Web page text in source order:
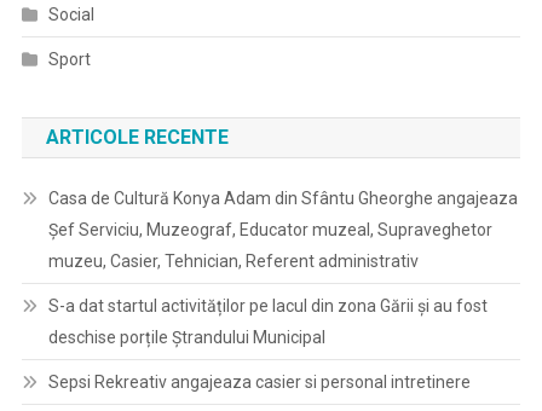
Social
Sport
ARTICOLE RECENTE
Casa de Cultură Konya Adam din Sfântu Gheorghe angajeaza
Șef Serviciu, Muzeograf, Educator muzeal, Supraveghetor
muzeu, Casier, Tehnician, Referent administrativ
S-a dat startul activităților pe lacul din zona Gării și au fost
deschise porțile Ștrandului Municipal
Sepsi Rekreativ angajeaza casier si personal intretinere